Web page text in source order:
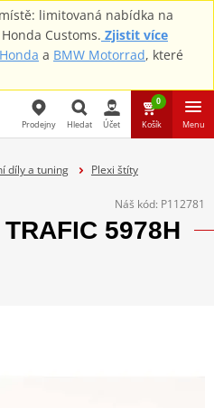
limitovaná nabídka na
Customs. Zjistit více
Honda a BMW Motorrad, které
Prodejny Hledat Účet
0
Košík Menu
díly a tuning
Plexi štíty
Náš kód: P112781
5978H